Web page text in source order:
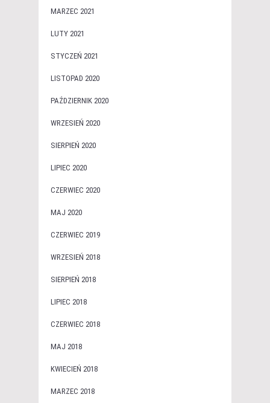
MARZEC 2021
LUTY 2021
STYCZEŃ 2021
LISTOPAD 2020
PAŹDZIERNIK 2020
WRZESIEŃ 2020
SIERPIEŃ 2020
LIPIEC 2020
CZERWIEC 2020
MAJ 2020
CZERWIEC 2019
WRZESIEŃ 2018
SIERPIEŃ 2018
LIPIEC 2018
CZERWIEC 2018
MAJ 2018
KWIECIEŃ 2018
MARZEC 2018